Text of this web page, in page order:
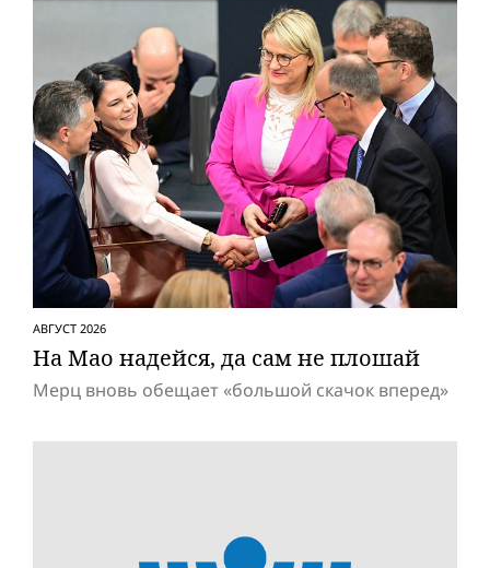
АВГУСТ 2026
На Мао надейся, да сам не плошай
Мерц вновь обещает «большой скачок вперед»